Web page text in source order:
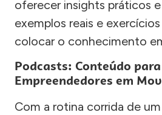
oferecer insights práticos
exemplos reais e
colocar o conhecimento
Podcasts: Conteúdo para
Empreendedores em
Com a rotina corrida de